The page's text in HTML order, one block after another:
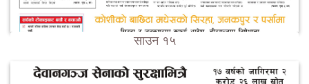
साउन १५